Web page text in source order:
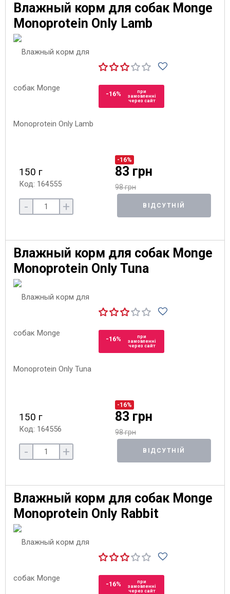
Влажный корм для собак Monge
Monoprotein Only Lamb
-16%
при
замовленні
через сайт
150 г
Код: 164555
-16%
83 грн
98 грн
- + ВІДСУТНІЙ
Влажный корм для собак Monge
Monoprotein Only Tuna
-16%
при
замовленні
через сайт
150 г
Код: 164556
-16%
83 грн
98 грн
- + ВІДСУТНІЙ
Влажный корм для собак Monge
Monoprotein Only Rabbit
-16%
при
замовленні
через сайт